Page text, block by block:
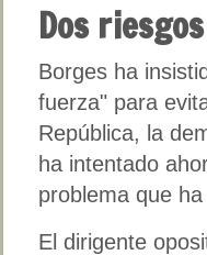
Dos
Borges ha
fuerza" para
República, la
ha intentado
problema que
El dirigente